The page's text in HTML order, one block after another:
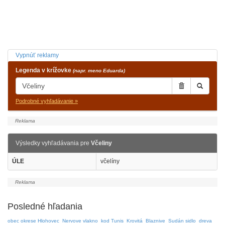
Vypnúť reklamy
Legenda v krížovke (napr. meno Eduarda)
Podrobné vyhľadávanie »
Výsledky vyhľadávania pre Včeliny
ÚLE včelíny
Posledné hľadania
obec okrese Hlohovec Nervove vlakno kod Tunis Krovitá Blaznive Sudán sidlo dreva